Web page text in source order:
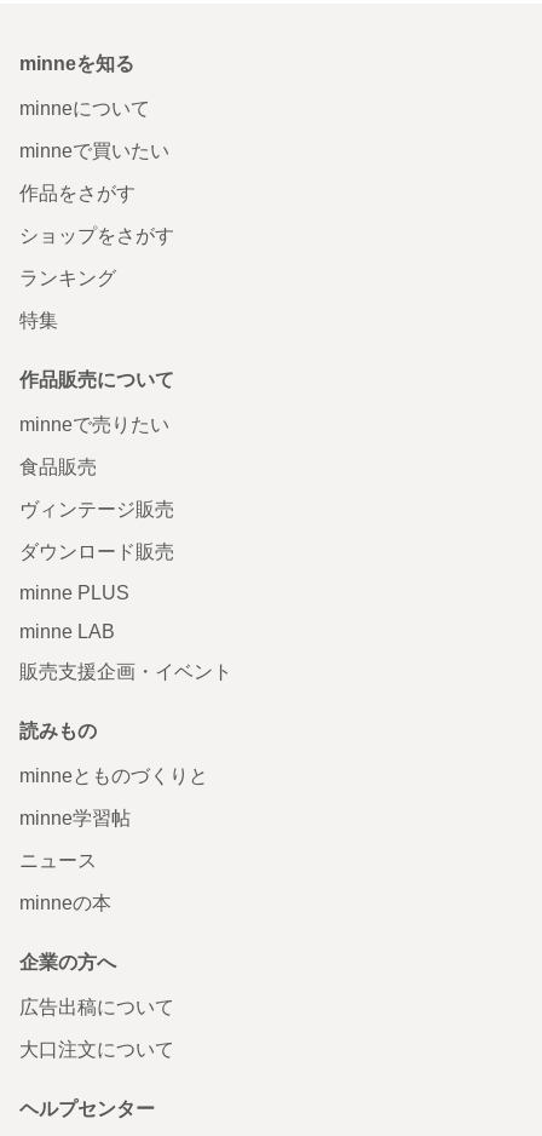
minneを知る
minneについて
minneで買いたい
作品をさがす
ショップをさがす
ランキング
特集
作品販売について
minneで売りたい
食品販売
ヴィンテージ販売
ダウンロード販売
minne PLUS
minne LAB
販売支援企画・イベント
読みもの
minneとものづくりと
minne学習帖
ニュース
minneの本
企業の方へ
広告出稿について
大口注文について
ヘルプセンター